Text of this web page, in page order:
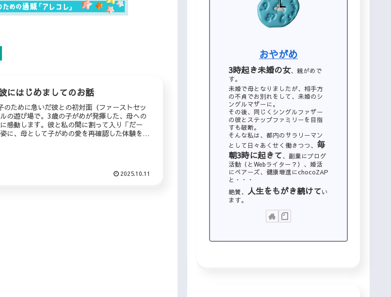
にはじめましてのお話
のために急いだ彼との初対面（ファーストセッ
の遊び場で。3歳の子がめが発揮した、母への
感動します。彼と私の間に割って入り「だー
に、母として子がめの愛を再確認した体験を綴
2025.10.11
おやがめ
3時起き未婚の女、親がめで
す。
未婚で母となりましたが、相手方
の不貞でお別れをして、未婚のシ
ングルマザーに。
その後、同じくシングルファザー
の彼とステップファミリーを目指
すも破断。
そんな私は、都内のサラリーマン
として日々あくせく働きつつ、 毎
朝3時に起きて、副業にブログ
活動（とWebライター？）、婚活
にペアーズ、健康増進にchocoZAP
と・・・
絶賛、 人生をもがき続けてい
ます。